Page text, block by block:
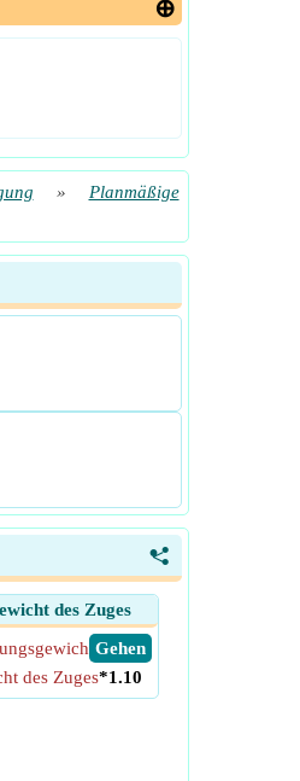
»
Planmäßige
<
des Zuges
​ Gehen
des Zuges*1.10